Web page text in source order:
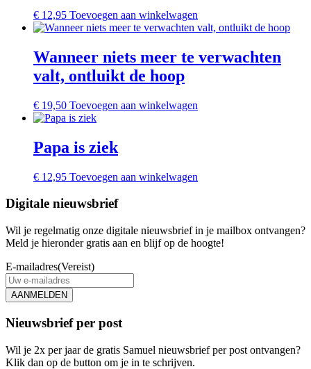
€ 12,95 Toevoegen aan winkelwagen
Wanneer niets meer te verwachten
valt, ontluikt de hoop
€ 19,50 Toevoegen aan winkelwagen
Papa is ziek
€ 12,95 Toevoegen aan winkelwagen
Digitale nieuwsbrief
Wil je regelmatig onze digitale nieuwsbrief in je mailbox ontvangen?
Meld je hieronder gratis aan en blijf op de hoogte!
E-mailadres(Vereist)
AANMELDEN
Nieuwsbrief per post
Wil je 2x per jaar de gratis Samuel nieuwsbrief per post ontvangen?
Klik dan op de button om je in te schrijven.